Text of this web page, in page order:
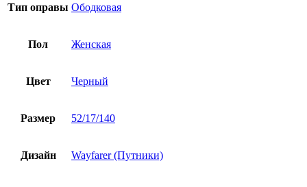
Тип оправы Ободковая
Пол Женская
Цвет Черный
Размер 52/17/140
Дизайн Wayfarer (Путники)